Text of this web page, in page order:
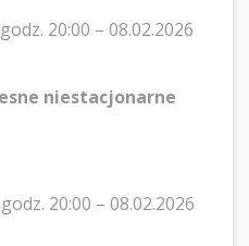
20:00 – 08.02.2026
niestacjonarne
20:00 – 08.02.2026